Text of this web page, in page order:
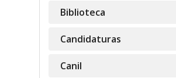
Biblioteca
Candidaturas
Canil